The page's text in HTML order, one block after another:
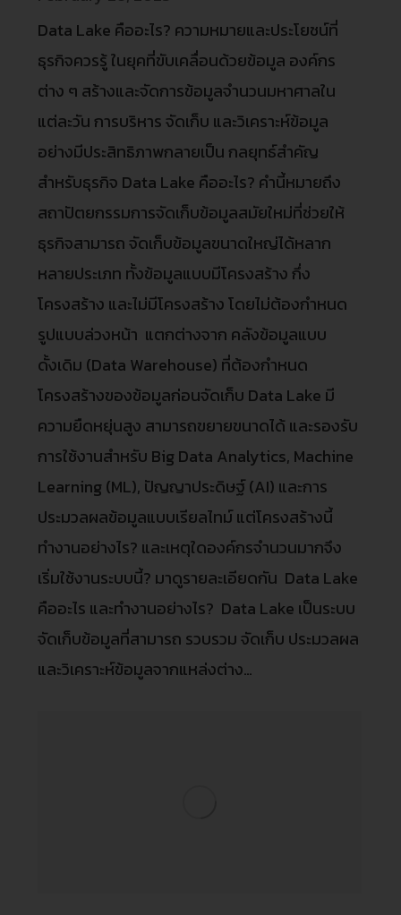
Data Lake คืออะไร? ความหมายและประโยชน์ที่
ธุรกิจควรรู้ ในยุคที่ขับเคลื่อนด้วยข้อมูล องค์กร
ต่าง ๆ สร้างและจัดการข้อมูลจำนวนมหาศาลใน
แต่ละวัน การบริหาร จัดเก็บ และวิเคราะห์ข้อมูล
อย่างมีประสิทธิภาพกลายเป็น กลยุทธ์สำคัญ
สำหรับธุรกิจ Data Lake คืออะไร? คำนี้หมายถึง
สถาปัตยกรรมการจัดเก็บข้อมูลสมัยใหม่ที่ช่วยให้
ธุรกิจสามารถ จัดเก็บข้อมูลขนาดใหญ่ได้หลาก
หลายประเภท ทั้งข้อมูลแบบมีโครงสร้าง กึ่ง
โครงสร้าง และไม่มีโครงสร้าง โดยไม่ต้องกำหนด
รูปแบบล่วงหน้า แตกต่างจาก คลังข้อมูลแบบ
ดั้งเดิม (Data Warehouse) ที่ต้องกำหนด
โครงสร้างของข้อมูลก่อนจัดเก็บ Data Lake มี
ความยืดหยุ่นสูง สามารถขยายขนาดได้ และรองรับ
การใช้งานสำหรับ Big Data Analytics, Machine
Learning (ML), ปัญญาประดิษฐ์ (AI) และการ
ประมวลผลข้อมูลแบบเรียลไทม์ แต่โครงสร้างนี้
ทำงานอย่างไร? และเหตุใดองค์กรจำนวนมากจึง
เริ่มใช้งานระบบนี้? มาดูรายละเอียดกัน Data Lake
คืออะไร และทำงานอย่างไร? Data Lake เป็นระบบ
จัดเก็บข้อมูลที่สามารถ รวบรวม จัดเก็บ ประมวลผล
และวิเคราะห์ข้อมูลจากแหล่งต่าง…